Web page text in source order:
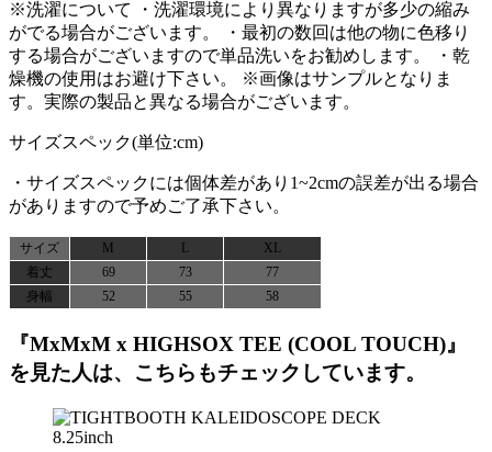
※洗濯について ・洗濯環境により異なりますが多少の縮み
がでる場合がございます。 ・最初の数回は他の物に色移り
する場合がございますので単品洗いをお勧めします。 ・乾
燥機の使用はお避け下さい。 ※画像はサンプルとなりま
す。実際の製品と異なる場合がございます。
サイズスペック(単位:cm)
・サイズスペックには個体差があり1~2cmの誤差が出る場合
がありますので予めご了承下さい。
サイズ M L
XL
着丈
69 73
77
身幅
52 55 58
『MxMxM x HIGHSOX TEE (COOL TOUCH)』
を見た人は、こちらもチェックしています。